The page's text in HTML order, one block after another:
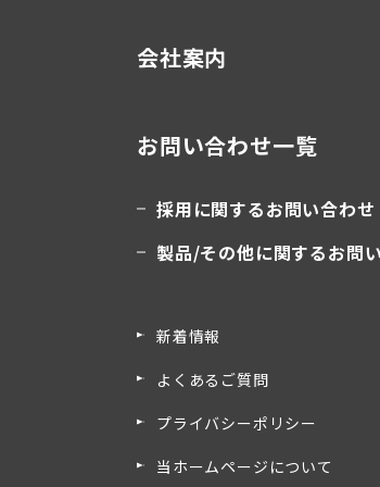
会社案内
お問い合わせ一覧
採用に関するお問い合わせ
製品/その他に関するお問
新着情報
よくあるご質問
プライバシーポリシー
当ホームページについて